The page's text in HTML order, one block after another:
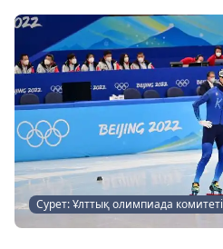
Сурет: Ұлттық олимпиада комитеті